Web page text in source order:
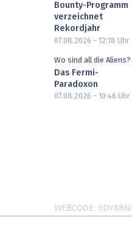
Bounty-Programm
verzeichnet
Rekordjahr
07.08.2026 - 12:18 Uhr
Wo sind all die Aliens?
Das Fermi-
Paradoxon
07.08.2026 - 10:46 Uhr
WEBCODE